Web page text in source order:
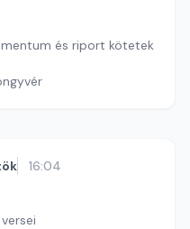
és riport kötetek
16:04